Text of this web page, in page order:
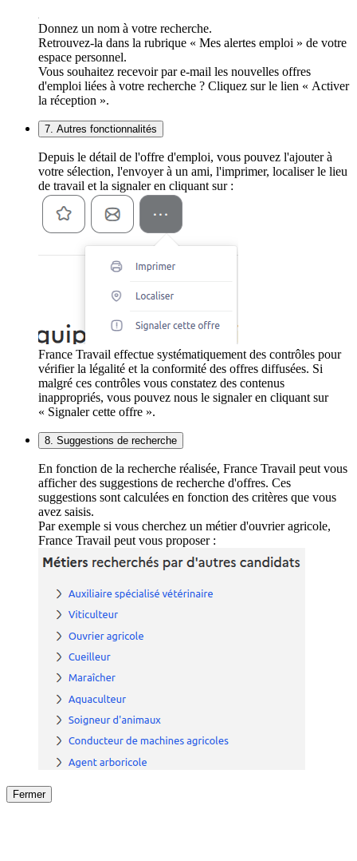
Donnez un nom à votre recherche.
Retrouvez-la dans la rubrique « Mes alertes emploi » de votre
espace personnel.
Vous souhaitez recevoir par e-mail les nouvelles offres
d'emploi liées à votre recherche ? Cliquez sur le lien « Activer
la réception ».
7. Autres fonctionnalités
Depuis le détail de l'offre d'emploi, vous pouvez l'ajouter à
votre sélection, l'envoyer à un ami, l'imprimer, localiser le lieu
de travail et la signaler en cliquant sur :
France Travail effectue systématiquement des contrôles pour
vérifier la légalité et la conformité des offres diffusées. Si
malgré ces contrôles vous constatez des contenus
inappropriés, vous pouvez nous le signaler en cliquant sur
« Signaler cette offre ».
8. Suggestions de recherche
En fonction de la recherche réalisée, France Travail peut vous
afficher des suggestions de recherche d'offres. Ces
suggestions sont calculées en fonction des critères que vous
avez saisis.
Par exemple si vous cherchez un métier d'ouvrier agricole,
France Travail peut vous proposer :
Fermer